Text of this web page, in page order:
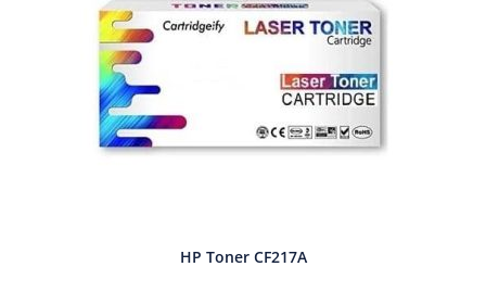
HP Toner CF217A